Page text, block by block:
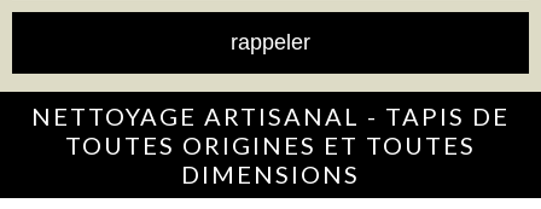
NETTOYAGE ARTISANAL - TAPIS DE
TOUTES ORIGINES ET TOUTES
DIMENSIONS